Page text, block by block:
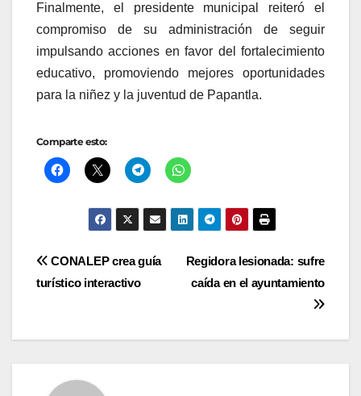
Finalmente, el presidente municipal reiteró el
compromiso de su administración de seguir
impulsando acciones en favor del fortalecimiento
educativo, promoviendo mejores oportunidades
para la niñez y la juventud de Papantla.
Comparte esto:
Navegación
entradas
Regidora lesionada: sufre
caída en el ayuntamiento
CONALEP crea guía
turístico interactivo